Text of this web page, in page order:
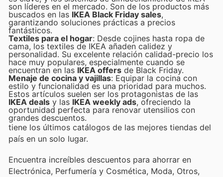
son líderes en el mercado. Son de los productos más
buscados en las IKEA Black Friday sales,
garantizando soluciones prácticas a precios
fantásticos.
Textiles para el hogar: Desde cojines hasta ropa de
cama, los textiles de IKEA añaden calidez y
personalidad. Su excelente relación calidad-precio los
hace muy populares, especialmente cuando se
encuentran en las IKEA offers de Black Friday.
Menaje de cocina y vajillas: Equipar la cocina con
estilo y funcionalidad es una prioridad para muchos.
Estos artículos suelen ser los protagonistas de las
IKEA deals y las IKEA weekly ads, ofreciendo la
oportunidad perfecta para renovar utensilios con
grandes descuentos.
tiene los últimos catálogos de las mejores tiendas del
país en un solo lugar.
Encuentra increíbles descuentos para ahorrar en
Electrónica, Perfumería y Cosmética, Moda, Otros,